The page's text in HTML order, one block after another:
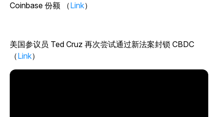
Coinbase 份额 （Link）
美国参议员 Ted Cruz 再次尝试通过新法案封锁 CBDC
（Link）